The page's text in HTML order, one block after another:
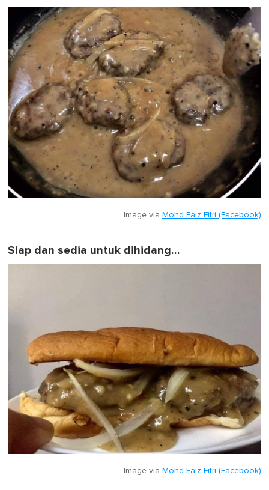
Image via Mohd Faiz Fitri (Facebook)
Siap dan sedia untuk dihidang…
Image via Mohd Faiz Fitri (Facebook)